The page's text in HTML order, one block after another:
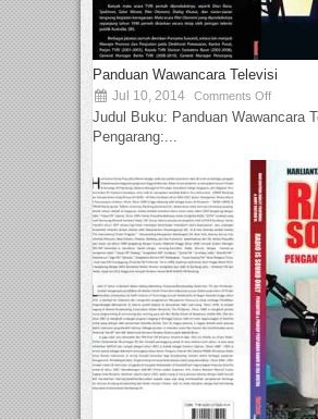
Panduan Wawancara Televisi
Jul 10, 2014 Comments Off
Judul Buku: Panduan Wawancara
Pengarang:...